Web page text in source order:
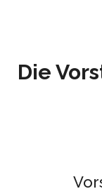
Die